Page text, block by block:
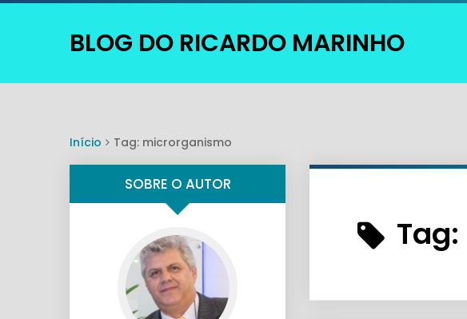
BLOG DO RICARDO MARINHO
Início Tag: microrganismo
Tag:
SOBRE O AUTOR